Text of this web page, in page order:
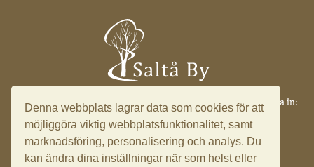
Denna webbplats lagrar data som cookies för att
möjliggöra viktig webbplatsfunktionalitet, samt
marknadsföring, personalisering och analys. Du
kan ändra dina inställningar när som helst eller
Saltå 17, 153 91 Järna ·info@saltaby.se 08 551 501 49 ·Logga in:
Ledningssystem